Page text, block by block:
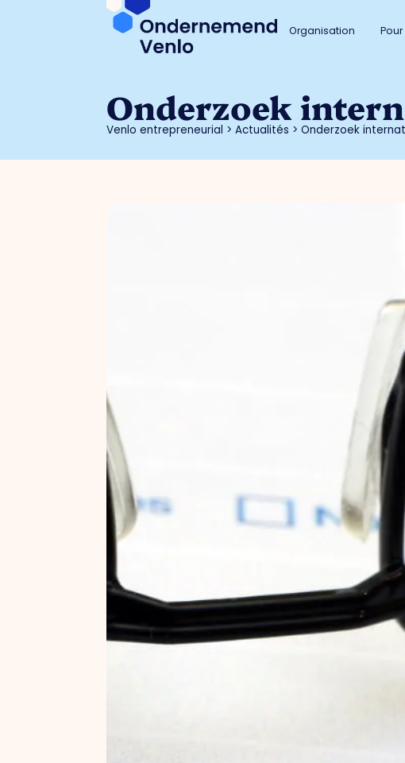
Organisation
Onderzoek
Venlo entrepreneurial >Actualités >Onderzoek